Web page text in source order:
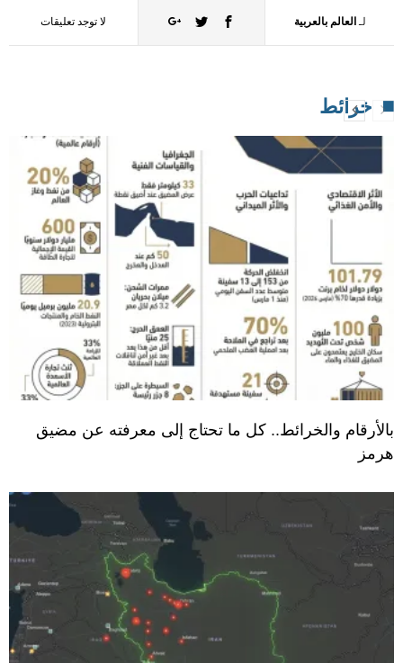
لـالعالم بالعربية لا توجد تعليقات
خرائط
بالأرقام والخرائط.. كل ما تحتاج إلى معرفته عن مضيق
هرمز